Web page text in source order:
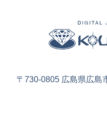
〒730-0805 広島県広島